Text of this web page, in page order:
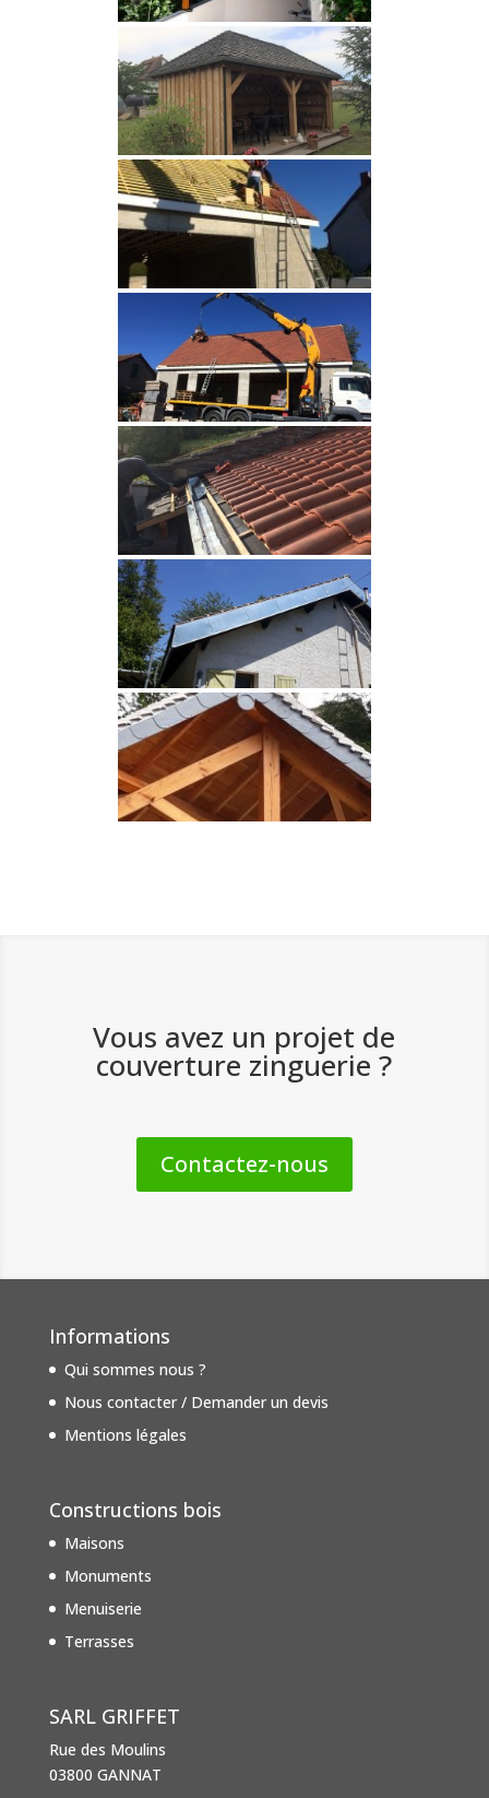
Vous avez un projet de
couverture zinguerie ?
Contactez-nous
Informations
Qui sommes nous ?
Nous contacter / Demander un devis
Mentions légales
Constructions bois
Maisons
Monuments
Menuiserie
Terrasses
SARL GRIFFET
Rue des Moulins
03800 GANNAT